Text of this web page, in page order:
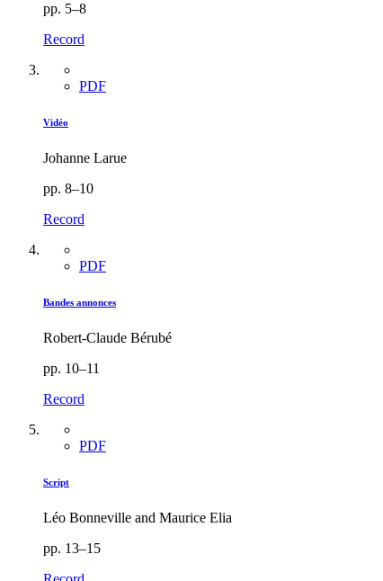
pp. 5–8
Record
PDF
Vidéo
Johanne Larue
pp. 8–10
Record
PDF
Bandes annonces
Robert-Claude Bérubé
pp. 10–11
Record
PDF
Script
Léo Bonneville and Maurice Elia
pp. 13–15